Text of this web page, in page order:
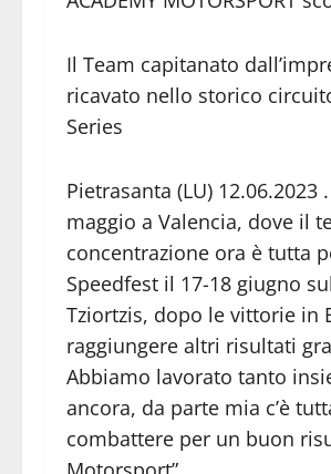
Il Team capitanato
ricavato nello storico
Series
Pietrasanta (LU)
maggio a Valencia, dove il
concentrazione ora è tutta
Speedfest il 17-18 giugno
Tziortzis, dopo le vittorie in
raggiungere altri risultati
Abbiamo lavorato tanto
ancora, da parte mia c’è
combattere per un buon